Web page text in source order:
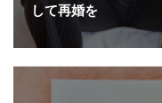
して再婚を